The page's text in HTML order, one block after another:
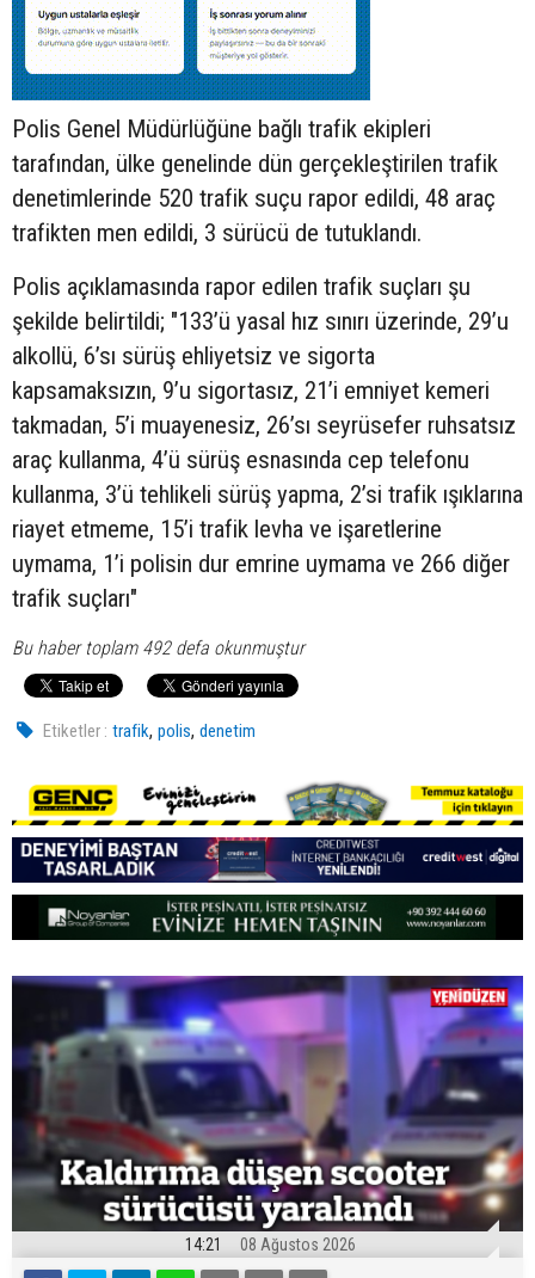
Polis Genel Müdürlüğüne bağlı trafik ekipleri
tarafından, ülke genelinde dün gerçekleştirilen trafik
denetimlerinde 520 trafik suçu rapor edildi, 48 araç
trafikten men edildi, 3 sürücü de tutuklandı.
Polis açıklamasında rapor edilen trafik suçları şu
şekilde belirtildi; "133’ü yasal hız sınırı üzerinde, 29’u
alkollü, 6’sı sürüş ehliyetsiz ve sigorta
kapsamaksızın, 9’u sigortasız, 21’i emniyet kemeri
takmadan, 5’i muayenesiz, 26’sı seyrüsefer ruhsatsız
araç kullanma, 4’ü sürüş esnasında cep telefonu
kullanma, 3’ü tehlikeli sürüş yapma, 2’si trafik ışıklarına
riayet etmeme, 15’i trafik levha ve işaretlerine
uymama, 1’i polisin dur emrine uymama ve 266 diğer
trafik suçları"
Bu haber toplam 492 defa okunmuştur
Etiketler : trafik,polis,denetim
14:21 08 Ağustos 2026